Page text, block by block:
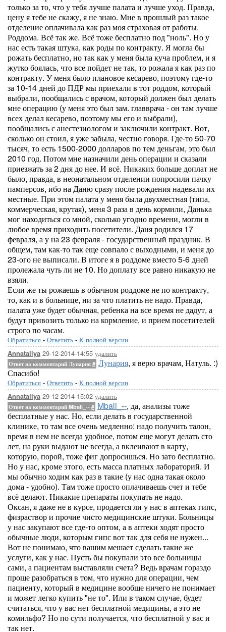
только за то, что у тебя лучше палата и лучше уход. Правда,
цену я тебе не скажу, я не знаю. Мне в прошлый раз такое
отделение оплачивала как раз моя страховая от работы.
Роддома. Всё так же. Всё тоже бесплатно под "ноль". Но у
нас есть такая штука, как роды по контракту. Я могла бы
рожать бесплатно, но так как у меня была куча проблем, и я
жутко боялась, что все пойдет не так, то рожала я как раз по
контракту. У меня было плановое кесарево, поэтому где-то
за 10-14 дней до ПДР мы приехали в тот роддом, который
выбрали, пообщались с врачом, который должен был делать
мне операцию (у меня это был зам. главврача - он там лучше
всех делал кесарево, поэтому мы его и выбрали),
пообщались с анестезиологом и заключили контракт. Вот,
сколько он стоил, я уже забыла, честно говоря. Где-то 50-70
тысяч, то есть 1500-2000 долларов по тем деньгам, это был
2010 год. Потом мне назначили день операции и сказали
приезжать за 2 дня до нее. И всё. Никаких больше доплат не
было, правда, в неонатальном отделении попросили пачку
памперсов, ибо на Даню сразу после рождения надевали их
местные. При этом палата у меня была двухместная (типа,
коммерческая, крутая), меня 3 раза в день кормили, Данька
мог находиться со мной, сколько угодно времени, могли в
любое время приходить посетители. Даня родился 17
февраля, а у на 23 февраля - государственный праздник. В
общем, там как-то так еще совпало с выходными, и меня до
23-ого не выписали. В итоге я в роддоме вместо 5-6 дней
пролежала чуть ли не 10. Но доплату все равно никакую не
взяли.
Если же ты рожаешь в обычном роддоме не по контракту,
то, как и в больнице, ни за что платить не надо. Правда,
палата уже будет обычная, ребенка на все время не дадут, а
будут привозить только на кормление, и прием посетителей
строго по часам.
Обратиться - Ответить - К полной версии
Annataliya 29-12-2014-14:55 удалить
Ответ на комментарий Лунария # Лунария, я верю врачам, Натуль. :)
Спасибо!
Обратиться - Ответить - К полной версии
Annataliya 29-12-2014-15:02 удалить
Ответ на комментарий Mbali_-- # Mbali_--, да, анализы тоже
бесплатные у нас. Но, если делать в государственной
клинике, то там все очень медленно: надо получить талон,
время в нем не всегда удобное, потом еще могут делать сто
лет, на руки выдают не всегда, а вклеивают в карту,
которую, порой, тоже фиг допросишься. Но зато бесплатно.
Но у нас, кроме этого, есть масса платных лабораторий. И
мы обычно ходим как раз в такие (у нас одна такая около
дома - удобно). Там тоже просто оплачиваешь счет и тебе
всё делают. Никакие препараты покупать не надо.
Оксан, я даже не в курсе, продается ли у нас в аптеках гипс,
физраствор и прочие чисто медицинские штуки. Больницы
у нас закупают все где-то оптом, а в аптеки ходят просто
обычные люди, которым гипс вот так для себя не нужен...
Вот не понимаю, что вашим мешает сделать такие же
услуги, как у нас. Пусть бы покупали это все больницы
сами, а пациентам выставляли счета? Ведь врачам гораздо
проще разобраться в том, что нужно для операции, чем
пациенту, который в медицине вообще ничего не понимает
и может легко купить "не то". Или в таком случае, будет
считаться, что у вас нет бесплатной медицины, а это не
комильфо? Но по сути получается, что бесплатной у вас и
так нет.